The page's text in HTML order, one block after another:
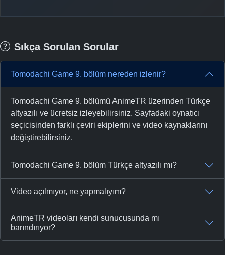
Sıkça Sorulan Sorular
Tomodachi Game 9. bölüm nereden izlenir?
Tomodachi Game 9. bölümü AnimeTR üzerinden Türkçe
altyazılı ve ücretsiz izleyebilirsiniz. Sayfadaki oynatıcı
seçicisinden farklı çeviri ekiplerini ve video kaynaklarını
değiştirebilirsiniz.
Tomodachi Game 9. bölüm Türkçe altyazılı mı?
Video açılmıyor, ne yapmalıyım?
AnimeTR videoları kendi sunucusunda mı
barındırıyor?